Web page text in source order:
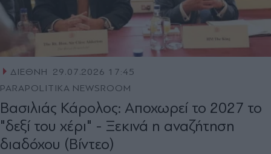
ΔΙΕΘΝΗ
29.07.2026 17:45
PARAPOLITIKA NEWSROOM
Βασιλιάς Κάρολος: Αποχωρεί το 2027 το
"δεξί του χέρι" - Ξεκινά η αναζήτηση
διαδόχου (Βίντεο)